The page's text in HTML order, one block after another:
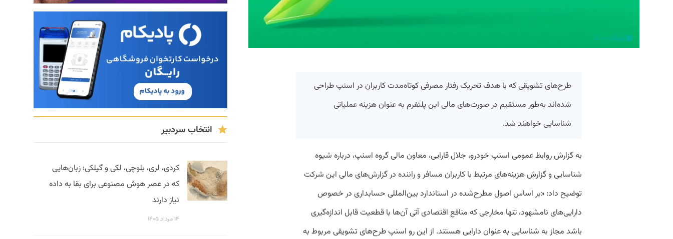
طرح‌های تشویقی که با هدف تحریک رفتار مصرفی کوتاه‌مدت کاربران در اسنپ طراحی
شده‌اند به‌طور مستقیم در صورت‌های مالی این پلتفرم به عنوان هزینه عملیاتی
شناسایی خواهند شد.
به گزارش روابط عمومی اسنپ خودرو، جلال قارایی، معاون مالی گروه اسنپ، درباره شیوه
شناسایی و گزارش هزینه‌های مرتبط با کاربران مسافر و راننده در گزارش‌های مالی این شرکت
توضیح داد: «بر اساس اصول مطرح‌شده در استاندارد بین‌المللی حسابداری در خصوص
دارایی‌های نامشهود، تنها مخارجی که منافع اقتصادی آتی آن‌ها با قطعیت قابل اندازه‌گیری
باشد مجاز به شناسایی به عنوان دارایی هستند. از این رو اسنپ طرح‌های تشویقی مربوط به
انتخاب سردبیر
کردی، لری، بلوچی، لکی و گیلکی؛ زبان‌هایی
که در عصر هوش مصنوعی برای بقا به داده
نیاز دارند
۱۴ مرداد ۱۴۰۵